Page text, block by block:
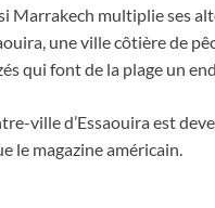
Marrakech multiplie ses
une ville côtière de
qui font de la plage un
ville d’Essaouira est
le magazine américain.